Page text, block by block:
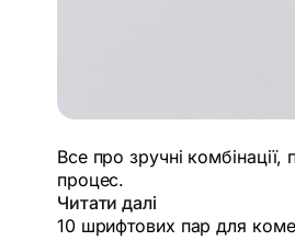
Все про зручні
процес.
Читати далі
10 шрифтових пар для